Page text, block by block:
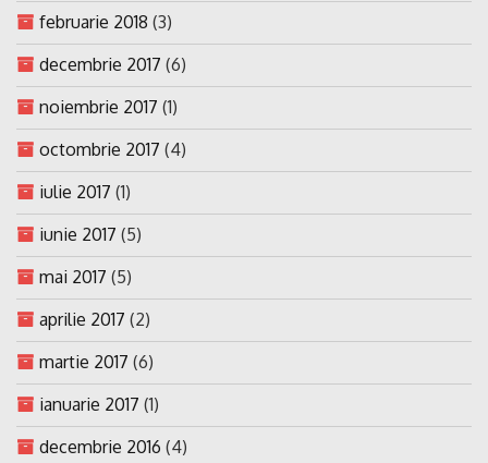
februarie 2018 (3)
decembrie 2017 (6)
noiembrie 2017 (1)
octombrie 2017 (4)
iulie 2017 (1)
iunie 2017 (5)
mai 2017 (5)
aprilie 2017 (2)
martie 2017 (6)
ianuarie 2017 (1)
decembrie 2016 (4)